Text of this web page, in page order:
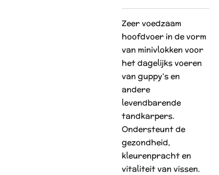
Zeer voedzaam
hoofdvoer in de vorm
van minivlokken voor
het dagelijks voeren
van guppy’s en
andere
levendbarende
tandkarpers.
Ondersteunt de
gezondheid,
kleurenpracht en
vitaliteit van vissen.